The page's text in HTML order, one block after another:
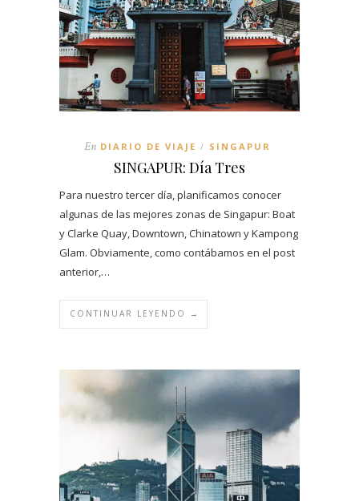
En DIARIO DE VIAJE / SINGAPUR
SINGAPUR: Día Tres
Para nuestro tercer día, planificamos conocer
algunas de las mejores zonas de Singapur: Boat
y Clarke Quay, Downtown, Chinatown y Kampong
Glam. Obviamente, como contábamos en el post
anterior,…
CONTINUAR LEYENDO →